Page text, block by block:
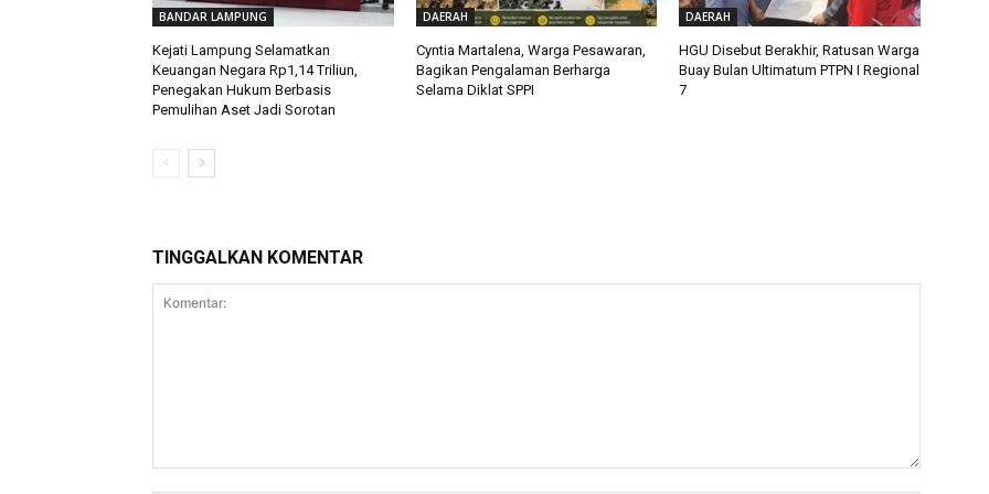
BANDAR LAMPUNG
Kejati Lampung Selamatkan
Keuangan Negara Rp1,14 Triliun,
Penegakan Hukum Berbasis
Pemulihan Aset Jadi Sorotan
DAERAH
Cyntia Martalena, Warga Pesawaran,
Bagikan Pengalaman Berharga
Selama Diklat SPPI
DAERAH
HGU Disebut Berakhir, Ratusan Warga
Buay Bulan Ultimatum PTPN I Regional
7
TINGGALKAN KOMENTAR